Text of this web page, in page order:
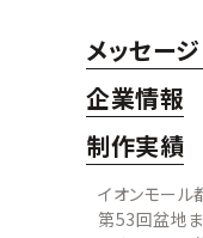
メッセー
企業情報
制作実績
イオンモー
第53回盆地